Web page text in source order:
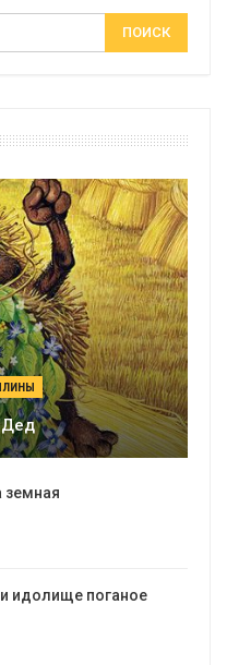
земная
идолище поганое